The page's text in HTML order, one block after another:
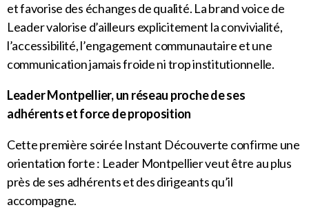
et favorise des échanges de qualité. La brand voice de
Leader valorise d’ailleurs explicitement la convivialité,
l’accessibilité, l’engagement communautaire et une
communication jamais froide ni trop institutionnelle.
Leader Montpellier, un réseau proche de ses
adhérents et force de proposition
Cette première soirée Instant Découverte confirme une
orientation forte : Leader Montpellier veut être au plus
près de ses adhérents et des dirigeants qu’il
accompagne.